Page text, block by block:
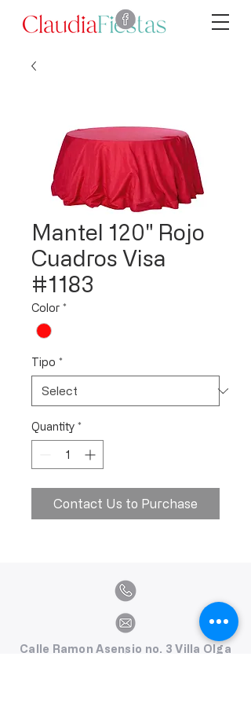
Mantel 120" Rojo
Cuadros Visa
#1183
Color *
Tipo *
Quantity *
Contact Us to Purchase
Calle Ramon Asensio no. 3 Villa Olga